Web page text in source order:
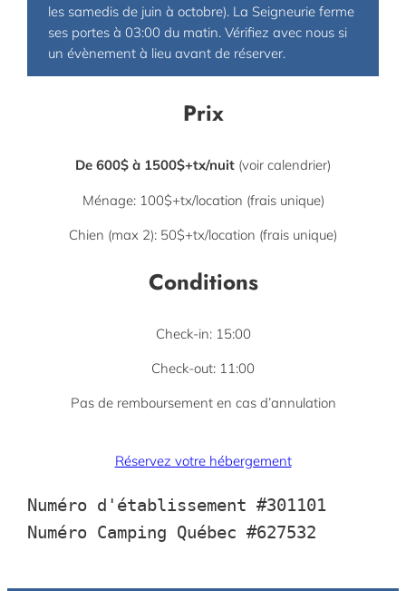
les samedis de juin à octobre). La Seigneurie ferme
ses portes à 03:00 du matin. Vérifiez avec nous si
un évènement à lieu avant de réserver.
Prix
De 600$ à 1500$+tx/nuit (voir calendrier)
Ménage: 100$+tx/location (frais unique)
Chien (max 2): 50$+tx/location (frais unique)
Conditions
Check-in: 15:00
Check-out: 11:00
Pas de remboursement en cas d’annulation
Réservez votre hébergement
Numéro d'établissement #301101
Numéro Camping Québec #627532